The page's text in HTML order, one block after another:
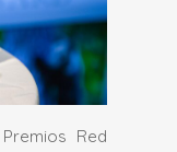
Red